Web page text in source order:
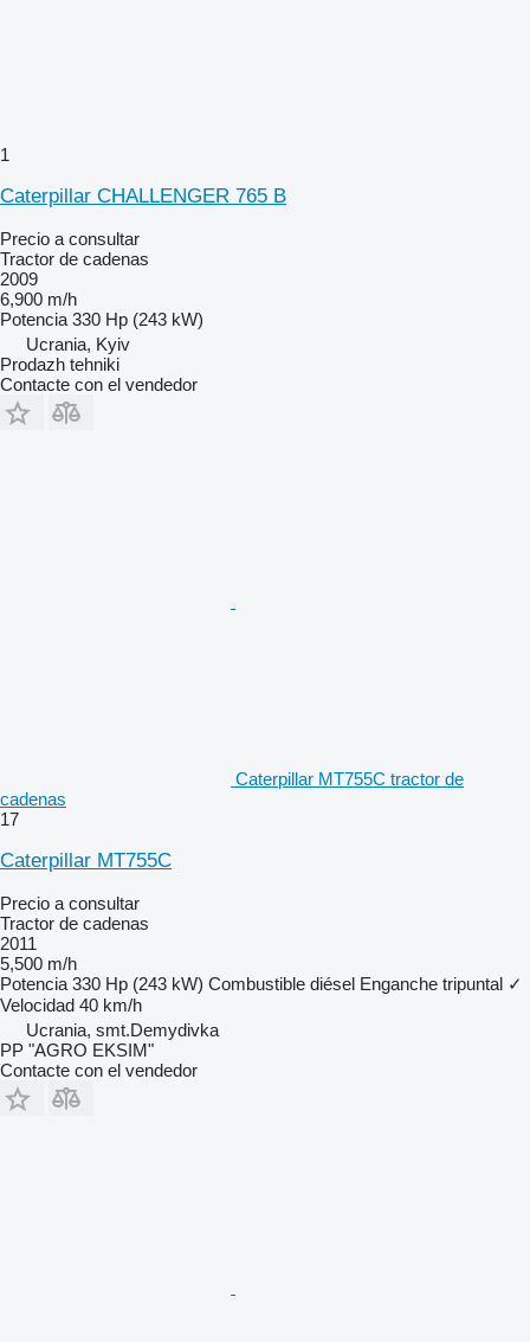
1
Caterpillar CHALLENGER 765 B
Precio a consultar
Tractor de cadenas
2009
6,900 m/h
Potencia 330 Hp (243 kW)
Ucrania, Kyiv
Prodazh tehniki
Contacte con el vendedor
Caterpillar MT755C tractor de
cadenas
17
Caterpillar MT755C
Precio a consultar
Tractor de cadenas
2011
5,500 m/h
Potencia 330 Hp (243 kW) Combustible diésel Enganche tripuntal ✓
Velocidad 40 km/h
Ucrania, smt.Demydivka
PP "AGRO EKSIM"
Contacte con el vendedor